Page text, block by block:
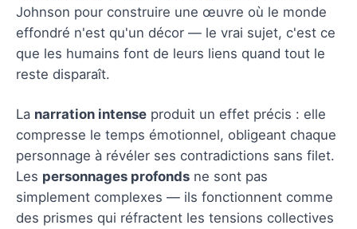
Johnson pour construire une œuvre où le monde
effondré n'est qu'un décor — le vrai sujet, c'est ce
que les humains font de leurs liens quand tout le
reste disparaît.
La narration intense produit un effet précis : elle
compresse le temps émotionnel, obligeant chaque
personnage à révéler ses contradictions sans filet.
Les personnages profonds ne sont pas
simplement complexes — ils fonctionnent comme
des prismes qui réfractent les tensions collectives